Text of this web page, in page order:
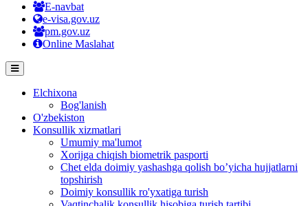
E-navbat
e-visa.gov.uz
pm.gov.uz
Online Maslahat
Elchixona
Bog'lanish
O'zbekiston
Konsullik xizmatlari
Umumiy ma'lumot
Xorijga chiqish biometrik pasporti
Chet elda doimiy yashashga qolish bo’yicha hujjatlarni
topshirish
Doimiy konsullik ro'yxatiga turish